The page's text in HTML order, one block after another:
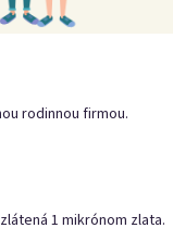
rodinnou firmou.
1 mikrónom zlata.